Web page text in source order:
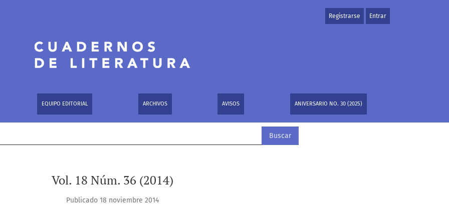
EQUIPO EDITORIAL ARCHIVOS AVISOS ANIVERSARIO NO. 30 (2025)
Registrarse Entrar
Buscar
Vol. 18 Núm. 36 (2014)
Publicado 18 noviembre 2014